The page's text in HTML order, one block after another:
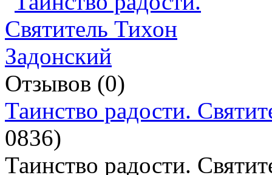
Отзывов (0)
Таинство радости.
0836)
Таинство радости.